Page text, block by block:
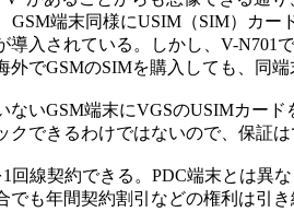
GSM端末同様にUSIM（SIM）カー
入されている。しかし、V-N701
でGSMのSIMを購入しても、同
いGSM端末にVGSのUSIMカード
できるわけではないので、保証は
線契約できる。PDC端末とは異
も年間契約割引などの権利は引き